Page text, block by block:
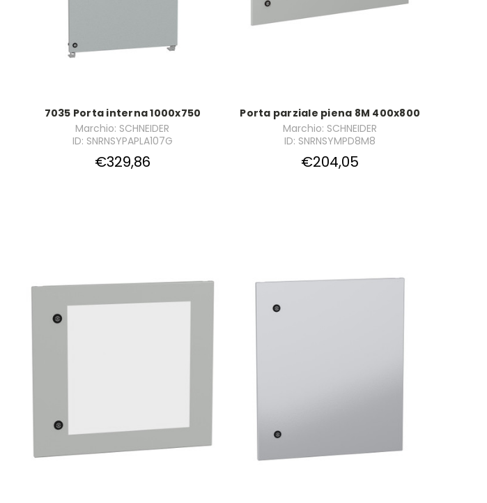
7035 Porta interna 1000x750
Marchio: SCHNEIDER
ID: SNRNSYPAPLA107G
€329,86
Porta parziale piena 8M 400x800
Marchio: SCHNEIDER
ID: SNRNSYMPD8M8
€204,05